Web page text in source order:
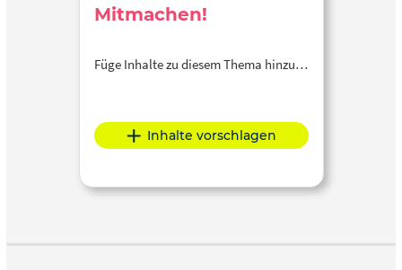
Mitmachen!
Füge Inhalte zu diesem Thema hinzu…
Inhalte vorschlagen